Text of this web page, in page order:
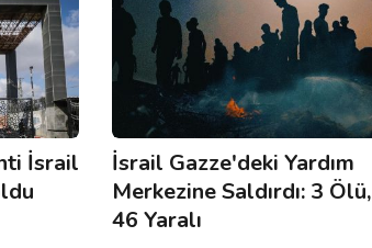
İsrail
İsrail Gazze'deki Yardım
Merkezine Saldırdı: 3 Ölü,
46 Yaralı